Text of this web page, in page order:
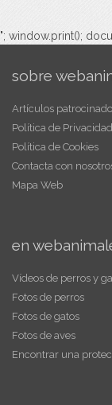
"; window.print();
sobre
Artículos
Política de
Política de Cookies
Contacta con
Mapa Web
en
Vídeos de perros y
Fotos de perros
Fotos de gatos
Fotos de aves
Encontrar una